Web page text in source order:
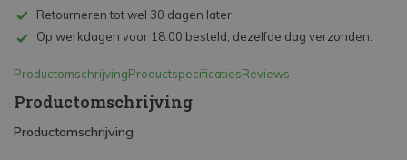
Retourneren tot wel 30 dagen later
Op werkdagen voor 18:00 besteld, dezelfde dag verzonden.
ProductomschrijvingProductspecificatiesReviews
Productomschrijving
Productomschrijving